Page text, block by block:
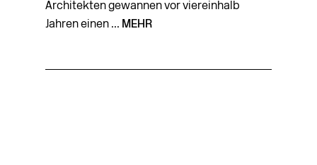
Architekten gewannen vor viereinhalb
Jahren einen ... MEHR